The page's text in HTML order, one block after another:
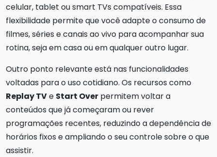
celular, tablet ou smart TVs compatíveis. Essa
flexibilidade permite que você adapte o consumo de
filmes, séries e canais ao vivo para acompanhar sua
rotina, seja em casa ou em qualquer outro lugar.
Outro ponto relevante está nas funcionalidades
voltadas para o uso cotidiano. Os recursos como
Replay TVe Start Over permitem voltar a
conteúdos que já começaram ou rever
programações recentes, reduzindo a dependência de
horários fixos e ampliando o seu controle sobre o que
assistir.